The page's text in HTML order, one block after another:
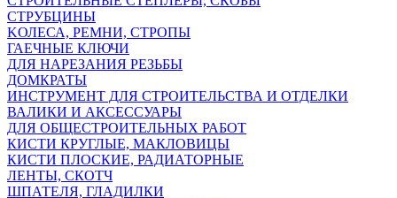
СТРУБЦИНЫ
KОЛЕСА, РЕМНИ, СТРОПЫ
ГАЕЧНЫЕ КЛЮЧИ
ДЛЯ НАРЕЗАНИЯ РЕЗЬБЫ
ДОМКРАТЫ
ИНСТРУМЕНТ ДЛЯ СТРОИТЕЛЬСТВА И ОТДЕЛКИ
ВАЛИКИ И АКСЕССУАРЫ
ДЛЯ ОБЩЕСТРОИТЕЛЬНЫХ РАБОТ
КИСТИ КРУГЛЫЕ, МАКЛОВИЦЫ
КИСТИ ПЛОСКИЕ, РАДИАТОРНЫЕ
ЛЕНТЫ, СКОТЧ
ШПАТЕЛЯ, ГЛАДИЛКИ